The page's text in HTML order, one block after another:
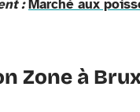
: Marché aux
Zone à